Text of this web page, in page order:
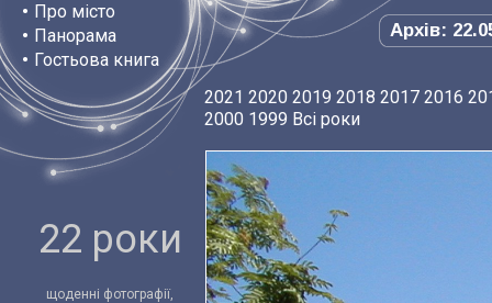
• Про місто
• Панорама
• Гостьова книга
Архів:
22 роки
щоденні фотографії,
2021 2020 2019 2018 2017 2016
2000 1999 Всі роки